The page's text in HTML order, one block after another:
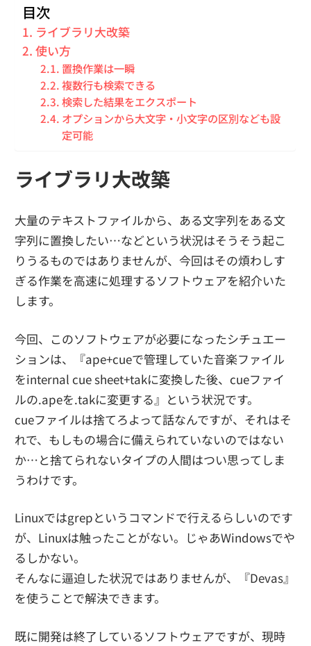
目次
ライブラリ大改築
使い方
置換作業は一瞬
複数行も検索できる
検索した結果をエクスポート
オプションから大文字・小文字の区別なども設
定可能
ライブラリ大改築
大量のテキストファイルから、ある文字列をある文
字列に置換したい…などという状況はそうそう起こ
りうるものではありませんが、今回はその煩わしす
ぎる作業を高速に処理するソフトウェアを紹介いた
します。
今回、このソフトウェアが必要になったシチュエー
ションは、『ape+cueで管理していた音楽ファイル
をinternal cue sheet+takに変換した後、cueファイ
ルの.apeを.takに変更する』という状況です。
cueファイルは捨てろよって話なんですが、それはそ
れで、もしもの場合に備えられていないのではない
か…と捨てられないタイプの人間はつい思ってしま
うわけです。
Linuxではgrepというコマンドで行えるらしいのです
が、Linuxは触ったことがない。じゃあWindowsでや
るしかない。
そんなに逼迫した状況ではありませんが、『Devas』
を使うことで解決できます。
既に開発は終了しているソフトウェアですが、現時